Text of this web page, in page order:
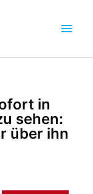
in
sehen:
über ihn